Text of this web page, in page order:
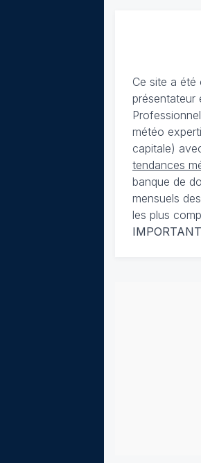
Ce site a été
présentateur
météo
capitale)
tendances
banque de
mensuels
les plus